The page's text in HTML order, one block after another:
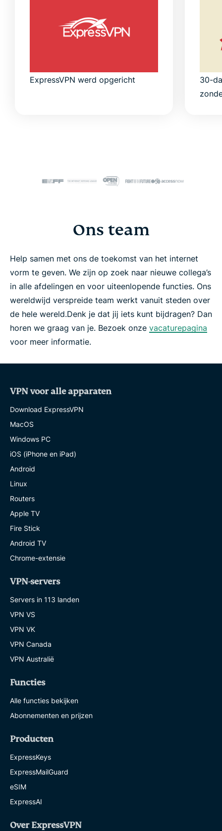
ExpressVPN werd opgericht
30-
Ons team
Help samen met ons de toekomst van het internet
vorm te geven. We zijn op zoek naar nieuwe collega’s
in alle afdelingen en voor uiteenlopende functies. Ons
wereldwijd verspreide team werkt vanuit steden over
de hele wereld.Denk je dat jij iets kunt bijdragen? Dan
horen we graag van je. Bezoek onze vacaturepagina
voor meer informatie.
VPN voor alle apparaten
Download ExpressVPN
MacOS
Windows PC
iOS (iPhone en iPad)
Android
Linux
Routers
Apple TV
Fire Stick
Android TV
Chrome-extensie
VPN-servers
Servers in 113 landen
VPN VS
VPN VK
VPN Canada
VPN Australië
Functies
Alle functies bekijken
Abonnementen en prijzen
Producten
ExpressKeys
ExpressMailGuard
eSIM
ExpressAI
Over ExpressVPN